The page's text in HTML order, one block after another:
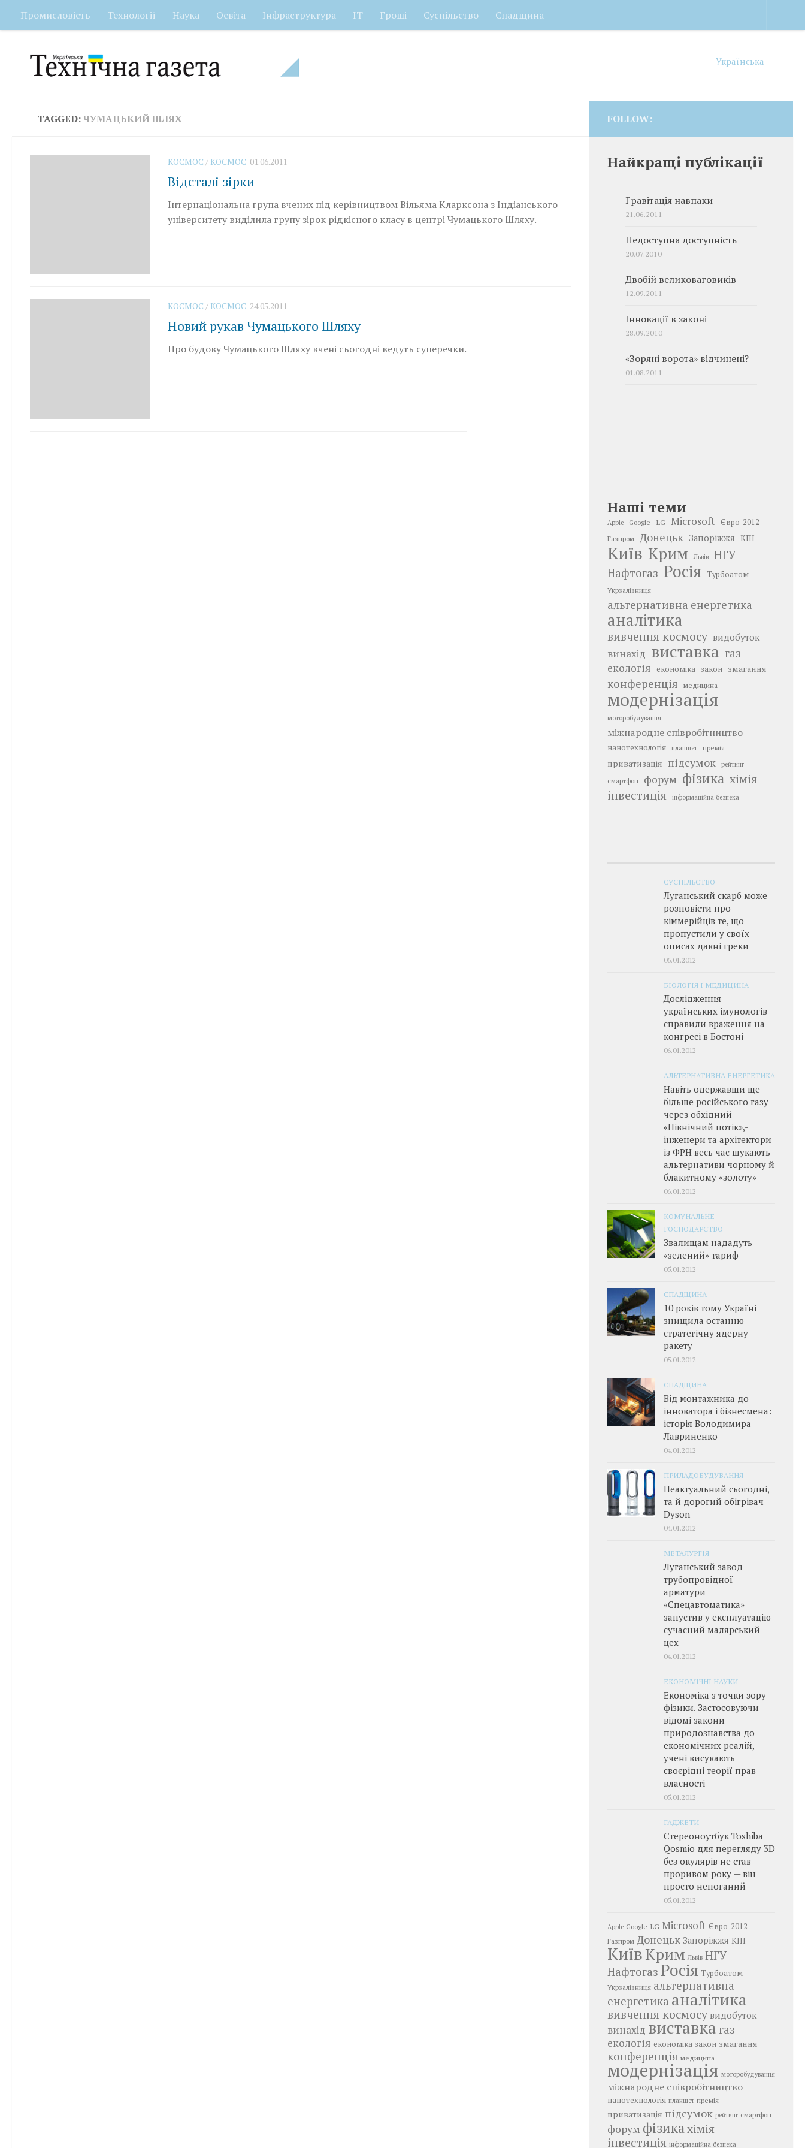
Skip to content
Промисловість Технології Наука Освіта Інфраструктура ІТ Гроші Суспільство Спадщина
Українська
TAGGED:ЧУМАЦЬКИЙ ШЛЯХ
КОСМОС / КОСМОС 01.06.2011
Відсталі зірки
Інтернаціональна група вчених під керівництвом Вільяма Кларксона з Індіанського
університету виділила групу зірок рідкісного класу в центрі Чумацького Шляху.
КОСМОС / КОСМОС 24.05.2011
Новий рукав Чумацького Шляху
Про будову Чумацького Шляху вчені сьогодні ведуть суперечки.
FOLLOW:
Найкращі публікації
Гравітація навпаки
21.06.2011
Недоступна доступність
20.07.2010
Двобій великоваговиків
12.09.2011
Інновації в законі
28.09.2010
«Зоряні ворота» відчинені?
01.08.2011
Наші теми
Apple Google LG Microsoft Євро-2012
Газпром Донецьк Запоріжжя КПІ
Київ Крим Львів
НГУ
Нафтогаз Росія Турбоатом
Укрзалізниця
альтернативна енергетика
аналітика
вивчення космосу видобуток
винахід виставка газ
екологія економіка закон змагання
конференція медицина
модернізація
моторобудування
міжнародне співробітництво
нанотехнологія планшет премія
приватизація підсумок рейтинг
смартфон форум фізика хімія
інвестиція інформаційна безпека
СУСПІЛЬСТВО
Луганський скарб може
розповісти про
кіммерійців те, що
пропустили у своїх
описах давні греки
06.01.2012
БІОЛОГІЯ І МЕДИЦИНА
Дослідження
українських імунологів
справили враження на
конгресі в Бостоні
06.01.2012
АЛЬТЕРНАТИВНА ЕНЕРГЕТИКА
Навіть одержавши ще
більше російського газу
через обхідний
«Північний потік»,­
інженери та архітектори
із ФРН весь час шукають
альтернативи чорному й
блакитному «золоту»
06.01.2012
КОМУНАЛЬНЕ
ГОСПОДАРСТВО
Звалищам нададуть
«зелений» тариф
05.01.2012
СПАДЩИНА
10 років тому Україні
знищила останню
стратегічну ядерну
ракету
05.01.2012
СПАДЩИНА
Від монтажника до
інноватора і бізнесмена:
історія Володимира
Лавриненко
04.01.2012
ПРИЛАДОБУДУВАННЯ
Неактуальний сьогодні,
та й дорогий обігрівач
Dyson
04.01.2012
МЕТАЛУРГІЯ
Луганський завод
трубопровідної
арматури
«Спецавтоматика»
запустив у експлуатацію
сучасний малярський
цех
04.01.2012
ЕКОНОМІЧНІ НАУКИ
Економіка з точки зору
фізики. Застосовуючи
відомі закони
природознавства до
економічних реалій,
учені висувають
своєрідні теорії прав
власності
05.01.2012
ГАДЖЕТИ
Стереоноутбук Toshiba
Qosmio для перегляду 3D
без окулярів не став
проривом року — він
просто непоганий
05.01.2012
Apple Google LG Microsoft Євро-2012
Газпром Донецьк Запоріжжя КПІ
КиївКрим Львів НГУ
Нафтогаз Росія Турбоатом
Укрзалізниця альтернативна
енергетика аналітика
вивчення космосу видобуток
винахід виставка газ
екологія економіка закон змагання
конференція медицина
модернізація моторобудування
міжнародне співробітництво
нанотехнологія планшет премія
приватизація підсумок рейтинг смартфон
форум фізикахімія
інвестиція інформаційна безпека